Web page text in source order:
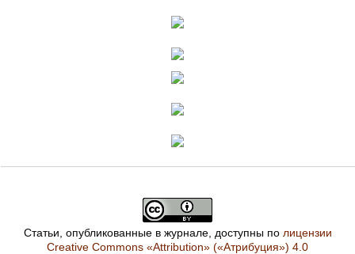
Статьи, опубликованные в журнале, доступны по лицензии
Creative Commons «Attribution» («Атрибуция») 4.0